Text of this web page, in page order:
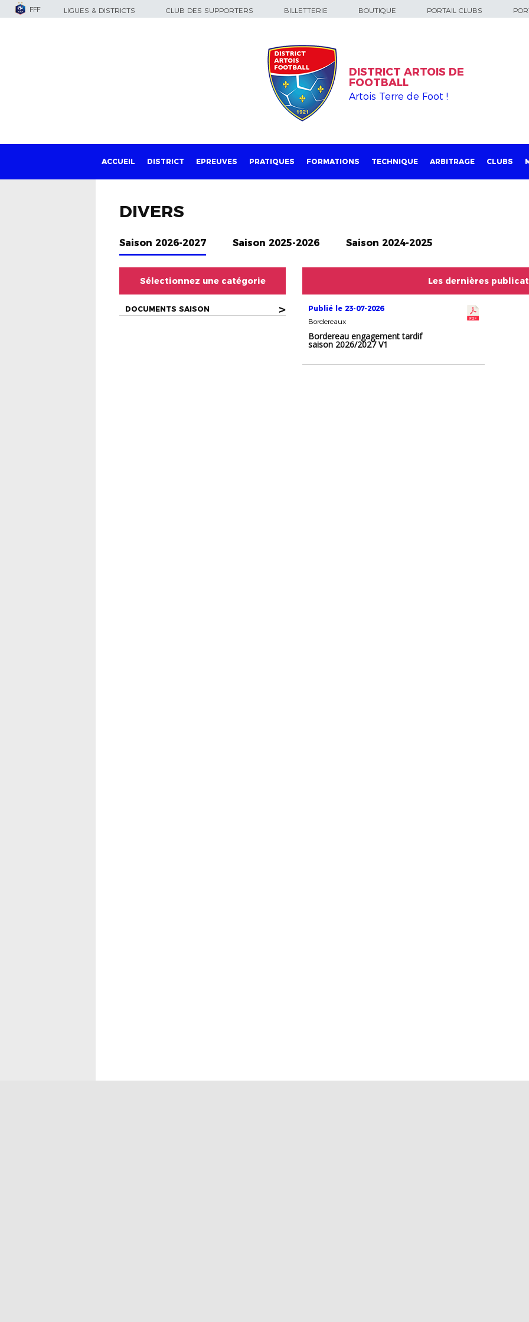
FFF LIGUES & DISTRICTS CLUB DES SUPPORTERS BILLETTERIE BOUTIQUE PORTAIL CLUBS
DISTRICT ARTOIS DE
FOOTBALL
Artois Terre de Foot !
ACCUEIL DISTRICT EPREUVES PRATIQUES FORMATIONS TECHNIQUE ARBITRAGE CLUBS
DIVERS
Saison 2026-2027 Saison 2025-2026 Saison 2024-2025
Sélectionnez une catégorie
DOCUMENTS SAISON >
Les dernières
Publié le 23-07-2026
Bordereaux
Bordereau engagement tardif
saison 2026/2027 V1